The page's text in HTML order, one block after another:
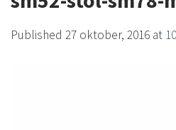
Published 27 oktober, 2016 at